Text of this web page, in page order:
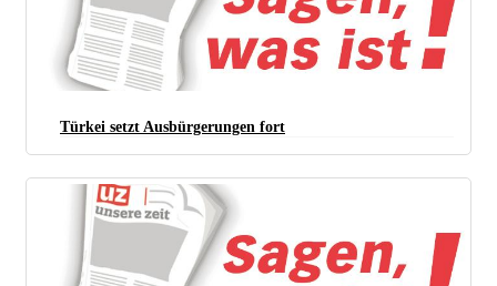
Türkei setzt Ausbürgerungen fort